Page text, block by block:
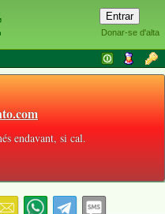
Donar-se d'alta
endavant, si cal.